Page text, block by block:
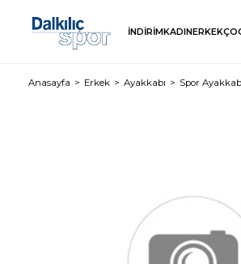
İNDİRİMKADINERKEK
Anasayfa Erkek Ayakkabı Spor